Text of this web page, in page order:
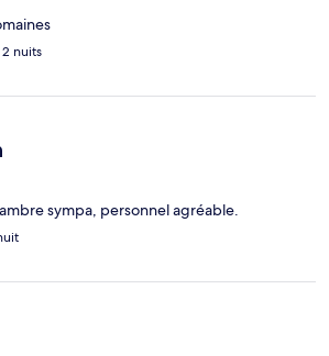
nuits
sympa, personnel agréable.